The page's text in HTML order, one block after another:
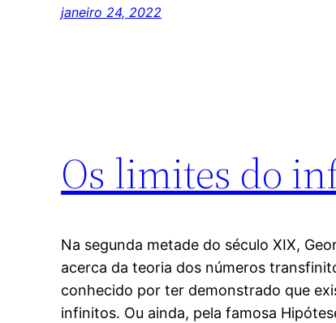
janeiro 24, 2022
Os limites do
Na segunda metade do século XIX,
acerca da teoria dos números
conhecido por ter demonstrado que
infinitos. Ou ainda, pela famosa